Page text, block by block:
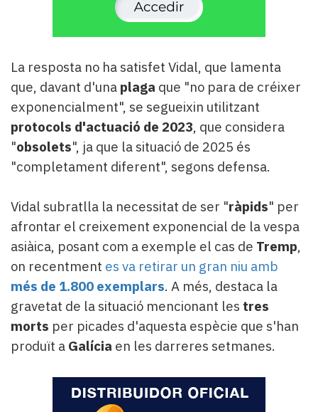
La resposta no ha satisfet Vidal, que lamenta
que, davant d'una plaga que "no para de créixer
exponencialment", se segueixin utilitzant
protocols d'actuació de 2023, que considera
"obsolets", ja que la situació de 2025 és
"completament diferent", segons defensa.
Vidal subratlla la necessitat de ser "ràpids" per
afrontar el creixement exponencial de la vespa
asiàica, posant com a exemple el cas de Tremp,
on recentment es va retirar un gran niu amb
més de 1.800 exemplars. A més, destaca la
gravetat de la situació mencionant les tres
morts per picades d'aquesta espècie que s'han
produït a Galícia en les darreres setmanes.